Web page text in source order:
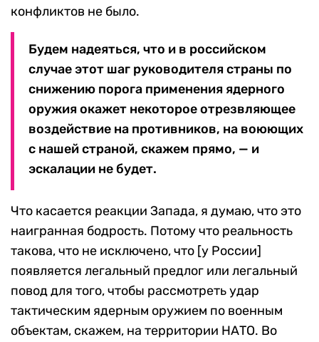
конфликтов не было.
Будем надеяться, что и в российском
случае этот шаг руководителя страны по
снижению порога применения ядерного
оружия окажет некоторое отрезвляющее
воздействие на противников, на воюющих
с нашей страной, скажем прямо, — и
эскалации не будет.
Что касается реакции Запада, я думаю, что это
наигранная бодрость. Потому что реальность
такова, что не исключено, что [у России]
появляется легальный предлог или легальный
повод для того, чтобы рассмотреть удар
тактическим ядерным оружием по военным
объектам, скажем, на территории НАТО. Во